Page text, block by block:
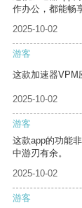
作办公，都能畅
2025-10-02
游客
这款加速器VPM
2025-10-02
游客
这款app的功能
中游刃有余。
2025-10-02
游客